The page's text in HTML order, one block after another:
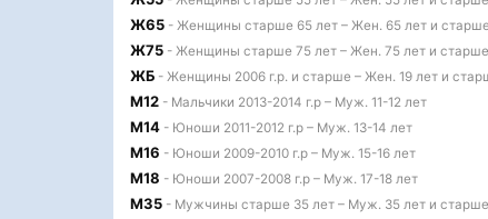
Ж65 - Женщины старше 65 лет – Жен. 65 лет и старше
Ж75 - Женщины старше 75 лет – Жен. 75 лет и старше
ЖБ - Женщины 2006 г.р. и старше – Жен. 19 лет и
М12 - Мальчики 2013-2014 г.р – Муж. 11-12 лет
М14 - Юноши 2011-2012 г.р – Муж. 13-14 лет
М16 - Юноши 2009-2010 г.р – Муж. 15-16 лет
М18 - Юноши 2007-2008 г.р – Муж. 17-18 лет
М35 - Мужчины старше 35 лет – Муж. 35 лет и старше